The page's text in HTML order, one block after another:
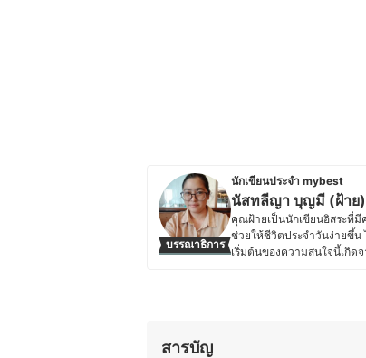
บรรณาธิการ
นักเขียนประจำ mybest
นัสทลีญา บุญมี (ฝ้าย)
คุณฝ้ายเป็นนักเขียนอิสระที่มี
ช่วยให้ชีวิตประจำวันง่ายขึ้น
เริ่มต้นของความสนใจนี้เกิ
สารบัญ